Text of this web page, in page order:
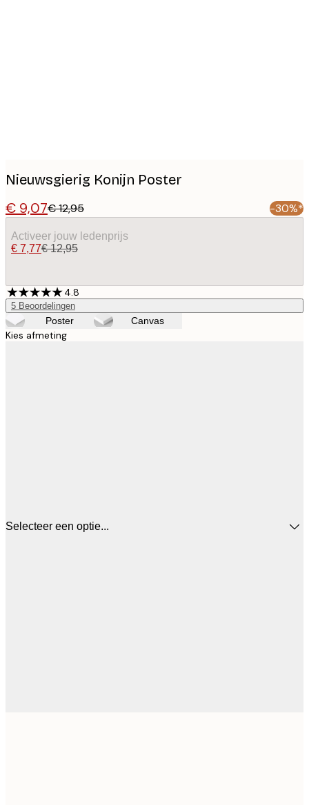
Nieuwsgierig Konijn Poster
€ 9,07€ 12,95 -30%*
Activeer jouw ledenprijs
€ 7,77€ 12,95
4.8
5 Beoordelingen
Poster Canvas
Kies afmeting
Selecteer een optie...